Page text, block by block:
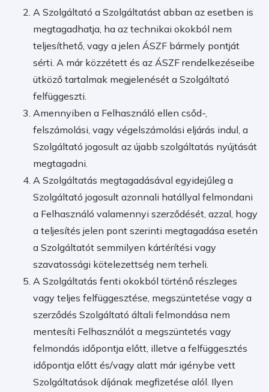
A Szolgáltató a Szolgáltatást abban az esetben is
megtagadhatja, ha az technikai okokból nem
teljesíthető, vagy a jelen ÁSZF bármely pontját
sérti. A már közzétett és az ÁSZF rendelkezéseibe
ütköző tartalmak megjelenését a Szolgáltató
felfüggeszti.
Amennyiben a Felhasználó ellen csőd-,
felszámolási, vagy végelszámolási eljárás indul, a
Szolgáltató jogosult az újabb szolgáltatás nyújtását
megtagadni.
A Szolgáltatás megtagadásával egyidejűleg a
Szolgáltató jogosult azonnali hatállyal felmondani
a Felhasználó valamennyi szerződését, azzal, hogy
a teljesítés jelen pont szerinti megtagadása esetén
a Szolgáltatót semmilyen kártérítési vagy
szavatossági kötelezettség nem terheli.
A Szolgáltatás fenti okokból történő részleges
vagy teljes felfüggesztése, megszüntetése vagy a
szerződés Szolgáltató általi felmondása nem
mentesíti Felhasználót a megszüntetés vagy
felmondás időpontja előtt, illetve a felfüggesztés
időpontja előtt és/vagy alatt már igénybe vett
Szolgáltatások díjának megfizetése alól. Ilyen